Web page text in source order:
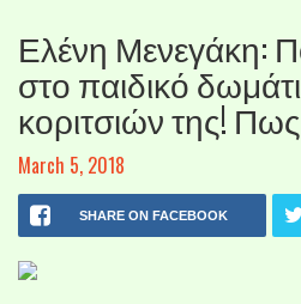
Ελένη Μενεγάκη:
στο παιδικό
κοριτσιών της!
March 5, 2018
SHARE ON FACEBOOK